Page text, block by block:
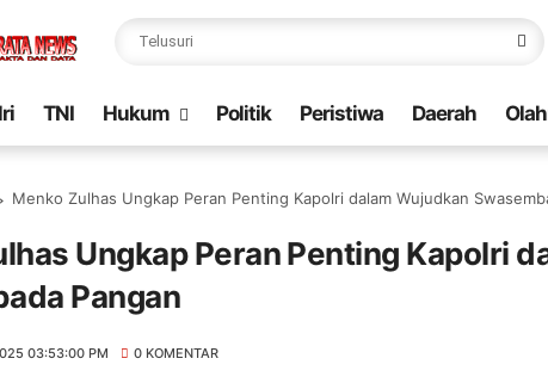
TNI Hukum Politik Peristiwa Daerah
Menko Zulhas Ungkap Peran Penting Kapolri dalam Wujudkan
Ungkap Peran Penting Kapolri
Pangan
03:53:00 PM 0 KOMENTAR